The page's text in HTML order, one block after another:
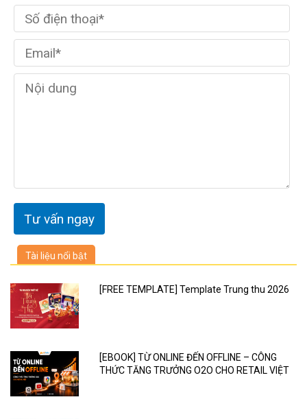
Tài liệu nổi bật
[FREE TEMPLATE] Template Trung thu 2026
[EBOOK] TỪ ONLINE ĐẾN OFFLINE – CÔNG
THỨC TĂNG TRƯỞNG O2O CHO RETAIL VIỆT